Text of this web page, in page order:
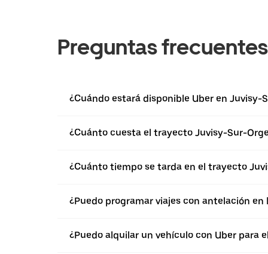
Preguntas frecuentes
¿Cuándo estará disponible Uber en Juvisy-
¿Cuánto cuesta el trayecto Juvisy-Sur-
¿Cuánto tiempo se tarda en el trayecto
¿Puedo programar viajes con antelación
¿Puedo alquilar un vehículo con Uber